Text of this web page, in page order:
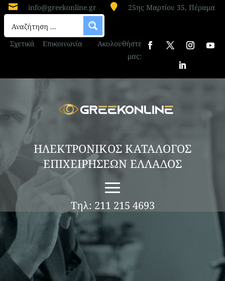
 info@greekonline.gr  25ης Μαρτίου 35, Πέραμα
Σχετικά Επικοινωνία
Ακολουθήστε
μας:
ΗΛΕΚΤΡΟΝΙΚΟΣ ΚΑΤΑΛΟΓΟΣ
ΕΠΙΧΕΙΡΗΣΕΩΝ ΕΛΛΑΔΟΣ
Τηλ: 211 215 4693